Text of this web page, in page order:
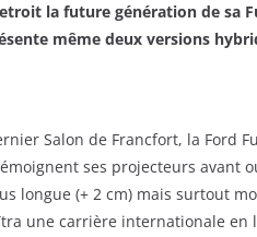
la future génération de sa
même deux versions
Salon de Francfort, la Ford
ses projecteurs avant
longue (+ 2 cm) mais surtout
une carrière internationale en